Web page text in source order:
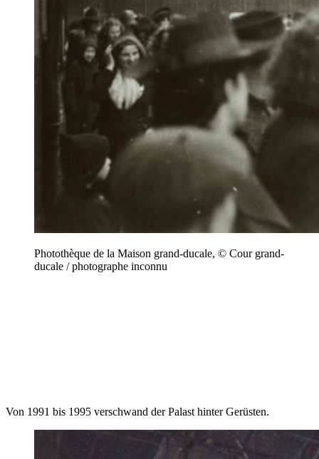
Photothèque de la Maison grand-ducale, © Cour grand-
ducale / photographe inconnu
Von 1991 bis 1995 verschwand der Palast hinter Gerüsten.